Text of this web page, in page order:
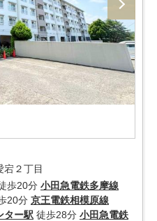
宕２丁目
歩20分 小田急電鉄多摩線
20分 京王電鉄相模原線
ター駅 徒歩28分 小田急電鉄